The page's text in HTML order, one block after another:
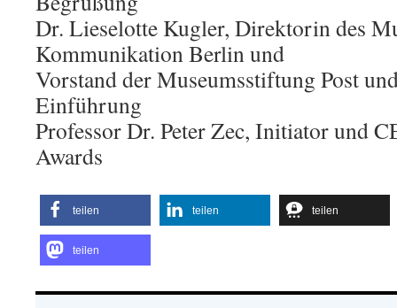
Dr. Lieselotte Kugler, Direktorin des
Kommunikation Berlin und
Vorstand der Museumsstiftung Post
Einführung
Professor Dr. Peter Zec, Initiator und
Awards
teilen teilen teilen
teilen